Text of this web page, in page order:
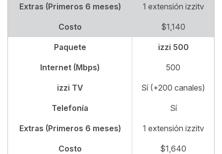
Extras (Primeros 6 meses) 1 extensión izzitv
Costo $1,140
Paquete izzi 500
Internet (Mbps) 500
izzi TV Sí (+200 canales)
Telefonía Sí
Extras (Primeros 6 meses) 1 extensión izzitv
Costo $1,640